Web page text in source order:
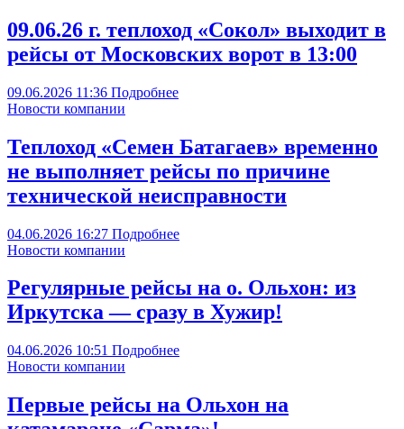
09.06.26 г. теплоход «Сокол» выходит в
рейсы от Московских ворот в 13:00
09.06.2026 11:36 Подробнее
Новости компании
Теплоход «Семен Батагаев» временно
не выполняет рейсы по причине
технической неисправности
04.06.2026 16:27 Подробнее
Новости компании
Регулярные рейсы на о. Ольхон: из
Иркутска — сразу в Хужир!
04.06.2026 10:51 Подробнее
Новости компании
Первые рейсы на Ольхон на